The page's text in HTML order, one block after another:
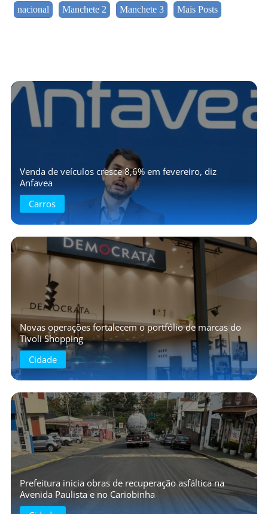
nacional Manchete 2 Manchete 3 Mais Posts
Venda de veículos cresce 8,6% em fevereiro, diz
Anfavea
Carros
Novas operações fortalecem o portfólio de marcas do
Tivoli Shopping
Cidade
Prefeitura inicia obras de recuperação asfáltica na
Avenida Paulista e no Cariobinha